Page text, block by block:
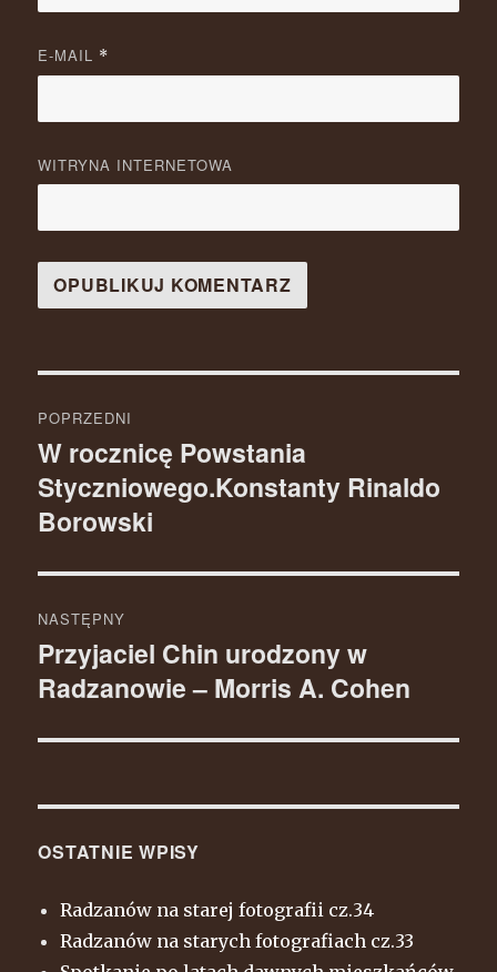
E-MAIL *
WITRYNA INTERNETOWA
wpisu
POPRZEDNI
Poprzedni
wpis:
W rocznicę Powstania
Styczniowego.Konstanty Rinaldo
Borowski
NASTĘPNY
Następny
wpis:
Przyjaciel Chin urodzony w
Radzanowie – Morris A. Cohen
OSTATNIE WPISY
Radzanów na starej fotografii cz.34
Radzanów na starych fotografiach cz.33